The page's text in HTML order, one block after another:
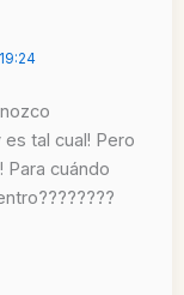
tal cual! Pero
Para cuándo